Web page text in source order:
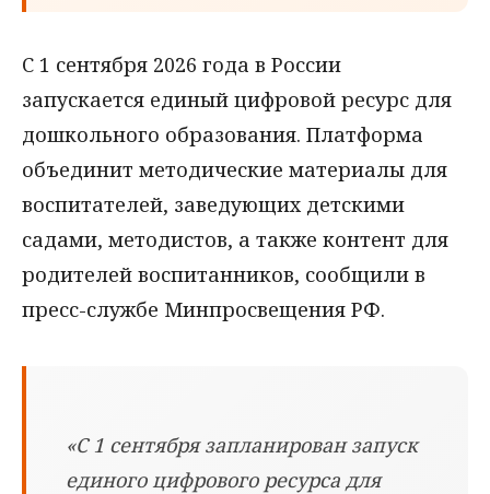
С 1 сентября 2026 года в России
запускается единый цифровой ресурс для
дошкольного образования. Платформа
объединит методические материалы для
воспитателей, заведующих детскими
садами, методистов, а также контент для
родителей воспитанников, сообщили в
пресс-службе Минпросвещения РФ.
«С 1 сентября запланирован запуск
единого цифрового ресурса для